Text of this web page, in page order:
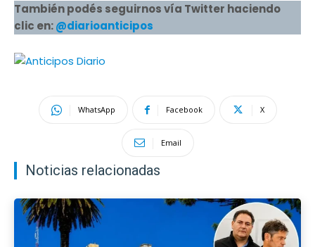
También podés seguirnos vía Twitter haciendo
clic en:@diarioanticipos
WhatsApp Facebook X
Email
Noticias relacionadas